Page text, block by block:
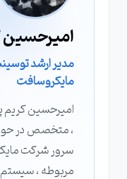
امیرحسین
مدیر ارشد
مایکروسافت
امیرحسین کریم
، متخصص در
سرور شرکت
مربوطه ، سیستم